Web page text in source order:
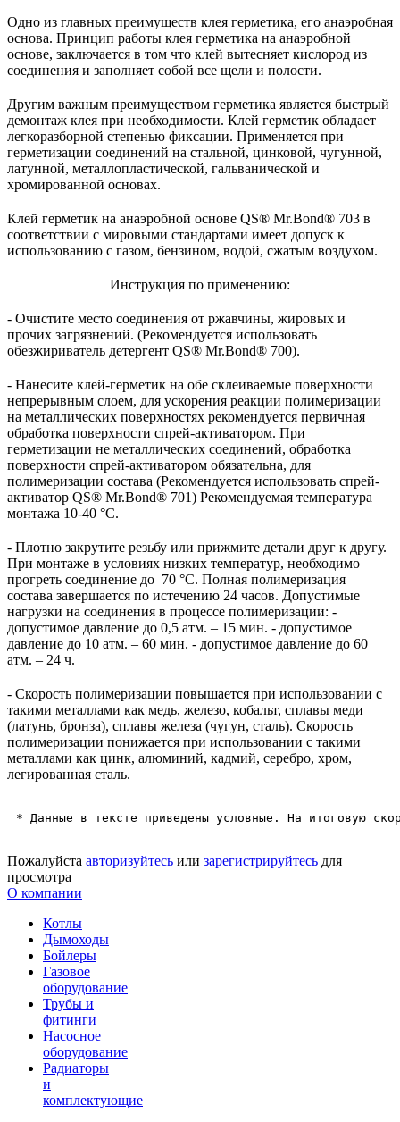
Одно из главных преимуществ клея герметика, его анаэробная
основа. Принцип работы клея герметика на анаэробной
основе, заключается в том что клей вытесняет кислород из
соединения и заполняет собой все щели и полости.
Другим важным преимуществом герметика является быстрый
демонтаж клея при необходимости. Клей герметик обладает
легкоразборной степенью фиксации. Применяется при
герметизации соединений на стальной, цинковой, чугунной,
латунной, металлопластической, гальванической и
хромированной основах.
Клей герметик на анаэробной основе QS® Mr.Bond® 703 в
соответствии с мировыми стандартами имеет допуск к
использованию с газом, бензином, водой, сжатым воздухом.
Инструкция по применению:
- Очистите место соединения от ржавчины, жировых и
прочих загрязнений. (Рекомендуется использовать
обезжириватель детергент QS® Mr.Bond® 700).
- Нанесите клей-герметик на обе склеиваемые поверхности
непрерывным слоем, для ускорения реакции полимеризации
на металлических поверхностях рекомендуется первичная
обработка поверхности спрей-активатором. При
герметизации не металлических соединений, обработка
поверхности спрей-активатором обязательна, для
полимеризации состава (Рекомендуется использовать спрей-
активатор QS® Mr.Bond® 701) Рекомендуемая температура
монтажа 10-40 °С.
- Плотно закрутите резьбу или прижмите детали друг к другу.
При монтаже в условиях низких температур, необходимо
прогреть соединение до 70 °С. Полная полимеризация
состава завершается по истечению 24 часов. Допустимые
нагрузки на соединения в процессе полимеризации: -
допустимое давление до 0,5 атм. – 15 мин. - допустимое
давление до 10 атм. – 60 мин. - допустимое давление до 60
атм. – 24 ч.
- Скорость полимеризации повышается при использовании с
такими металлами как медь, железо, кобальт, сплавы меди
(латунь, бронза), сплавы железа (чугун, сталь). Скорость
полимеризации понижается при использовании с такими
металлами как цинк, алюминий, кадмий, серебро, хром,
легированная сталь.
* Данные в тексте приведены условные. На итоговую
Пожалуйста авторизуйтесь или зарегистрируйтесь для
просмотра
О компании
Котлы
Дымоходы
Бойлеры
Газовое
оборудование
Трубы и
фитинги
Насосное
оборудование
Радиаторы
и
комплектующие